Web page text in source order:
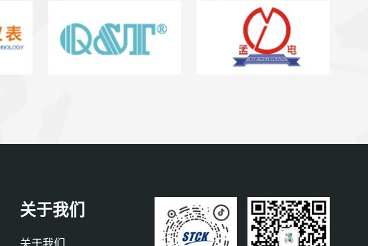
关于我们
关于我们